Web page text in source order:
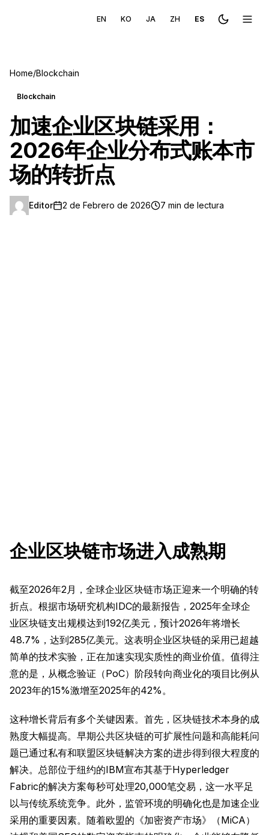
EN KO JA ZH ES Toggle
Home/Blockchain
Blockchain
加速企业区块链采用：
2026年企业分布式账本市
场的转折点
Editor 2 de Febrero de 2026 7 min de lectura
企业区块链市场进入成熟期
截至2026年2月，全球企业区块链市场正迎来一个明确的转
折点。根据市场研究机构IDC的最新报告，2025年全球企
业区块链支出规模达到192亿美元，预计2026年将增长
48.7%，达到285亿美元。这表明企业区块链的采用已超越
简单的技术实验，正在加速实现实质性的商业价值。值得注
意的是，从概念验证（PoC）阶段转向商业化的项目比例从
2023年的15%激增至2025年的42%。
这种增长背后有多个关键因素。首先，区块链技术本身的成
熟度大幅提高。早期公共区块链的可扩展性问题和高能耗问
题已通过私有和联盟区块链解决方案的进步得到很大程度的
解决。总部位于纽约的IBM宣布其基于Hyperledger
Fabric的解决方案每秒可处理20,000笔交易，这一水平足
以与传统系统竞争。此外，监管环境的明确化也是加速企业
采用的重要因素。随着欧盟的《加密资产市场》（MiCA）